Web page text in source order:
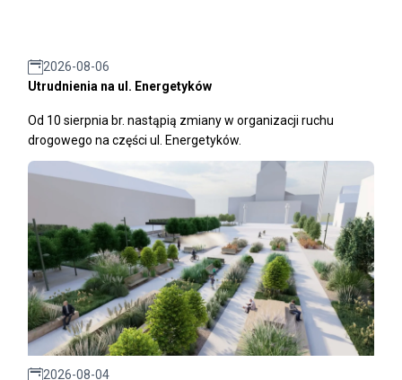
2026-08-06
Utrudnienia na ul. Energetyków
Od 10 sierpnia br. nastąpią zmiany w organizacji ruchu
drogowego na części ul. Energetyków.
2026-08-04